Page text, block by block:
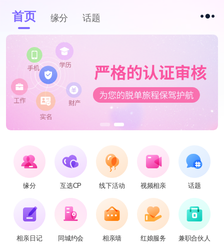
首页 缘分 话题
缘分 互选CP 线下活动 视频相亲 话题
相亲日记 同城约会 相亲墙 红娘服务 兼职合伙人